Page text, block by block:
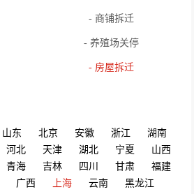
- 商铺拆迁
- 养殖场关停
- 房屋拆迁
山东 北京 安徽 浙江
湖南
河北 天津 湖北 宁夏
山西
青海 吉林 四川 甘肃
福建
广西 上海 云南
黑龙江